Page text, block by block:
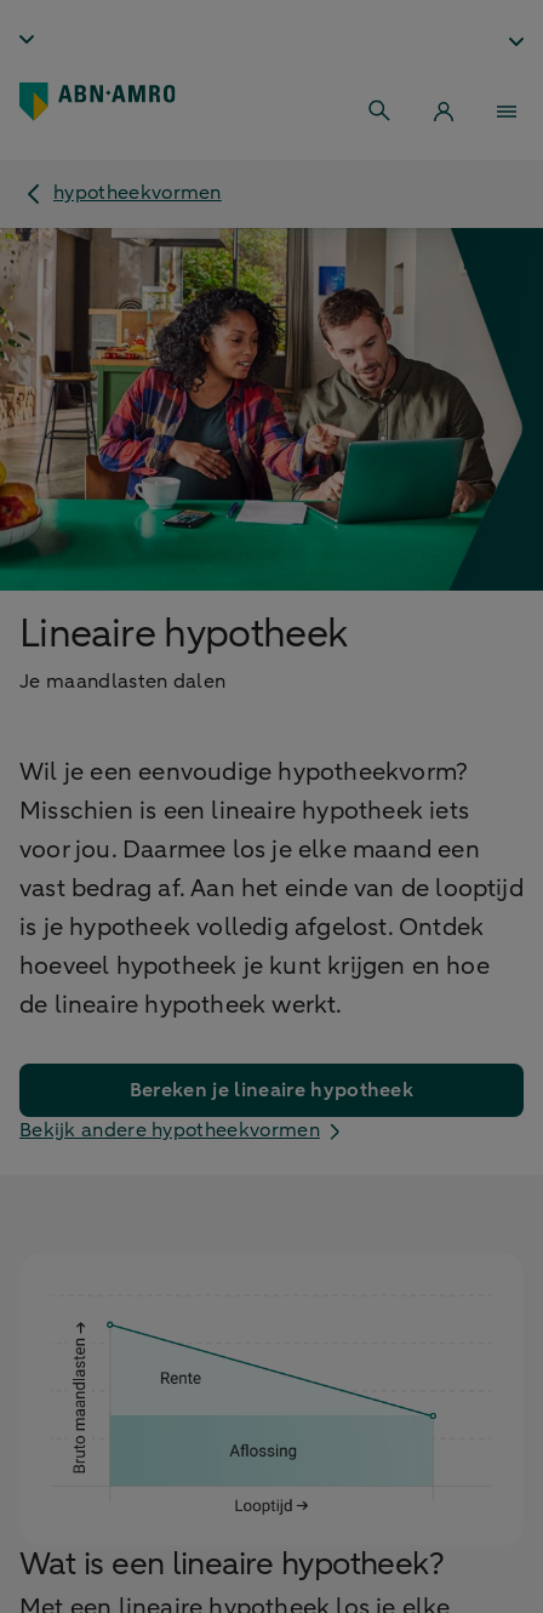
hypotheekvormen
Lineaire hypotheek
Je maandlasten dalen
Wil je een eenvoudige hypotheekvorm?
Misschien is een lineaire hypotheek iets
voor jou. Daarmee los je elke maand een
vast bedrag af. Aan het einde van de looptijd
is je hypotheek volledig afgelost. Ontdek
hoeveel hypotheek je kunt krijgen en hoe
de lineaire hypotheek werkt.
Bereken je lineaire hypotheek
Bekijk andere hypotheekvormen
Wat is een lineaire hypotheek?